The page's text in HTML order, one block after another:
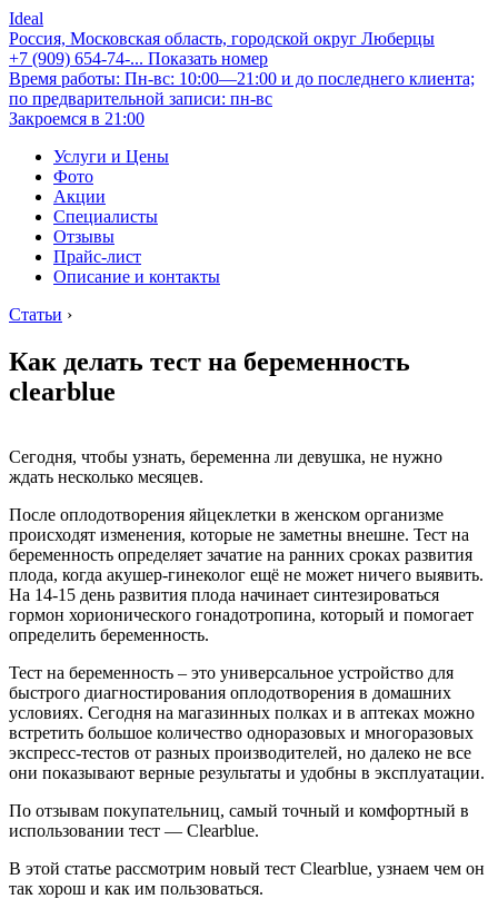
Ideal
Россия, Московская область, городской округ Люберцы
+7 (909) 654-74-... Показать номер
Время работы: Пн-вс: 10:00—21:00 и до последнего клиента;
по предварительной записи: пн-вс
Закроемся в 21:00
Услуги и Цены
Фото
Акции
Специалисты
Отзывы
Прайс-лист
Описание и контакты
Статьи ›
Как делать тест на беременность
clearblue
Сегодня, чтобы узнать, беременна ли девушка, не нужно
ждать несколько месяцев.
После оплодотворения яйцеклетки в женском организме
происходят изменения, которые не заметны внешне. Тест на
беременность определяет зачатие на ранних сроках развития
плода, когда акушер-гинеколог ещё не может ничего выявить.
На 14-15 день развития плода начинает синтезироваться
гормон хорионического гонадотропина, который и помогает
определить беременность.
Тест на беременность – это универсальное устройство для
быстрого диагностирования оплодотворения в домашних
условиях. Сегодня на магазинных полках и в аптеках можно
встретить большое количество одноразовых и многоразовых
экспресс-тестов от разных производителей, но далеко не все
они показывают верные результаты и удобны в эксплуатации.
По отзывам покупательниц, самый точный и комфортный в
использовании тест — Clearblue.
В этой статье рассмотрим новый тест Clearblue, узнаем чем он
так хорош и как им пользоваться.